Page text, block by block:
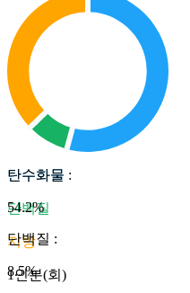
탄수화물
단백질
지방
1인분(회)
탄수화물 :
54.2%
단백질 :
8.5%